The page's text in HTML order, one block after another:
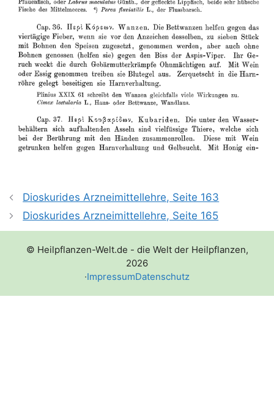
Dioskurides Arzneimittellehre, Seite 163
Dioskurides Arzneimittellehre, Seite 165
© Heilpflanzen-Welt.de - die Welt der Heilpflanzen,
2026
·ImpressumDatenschutz